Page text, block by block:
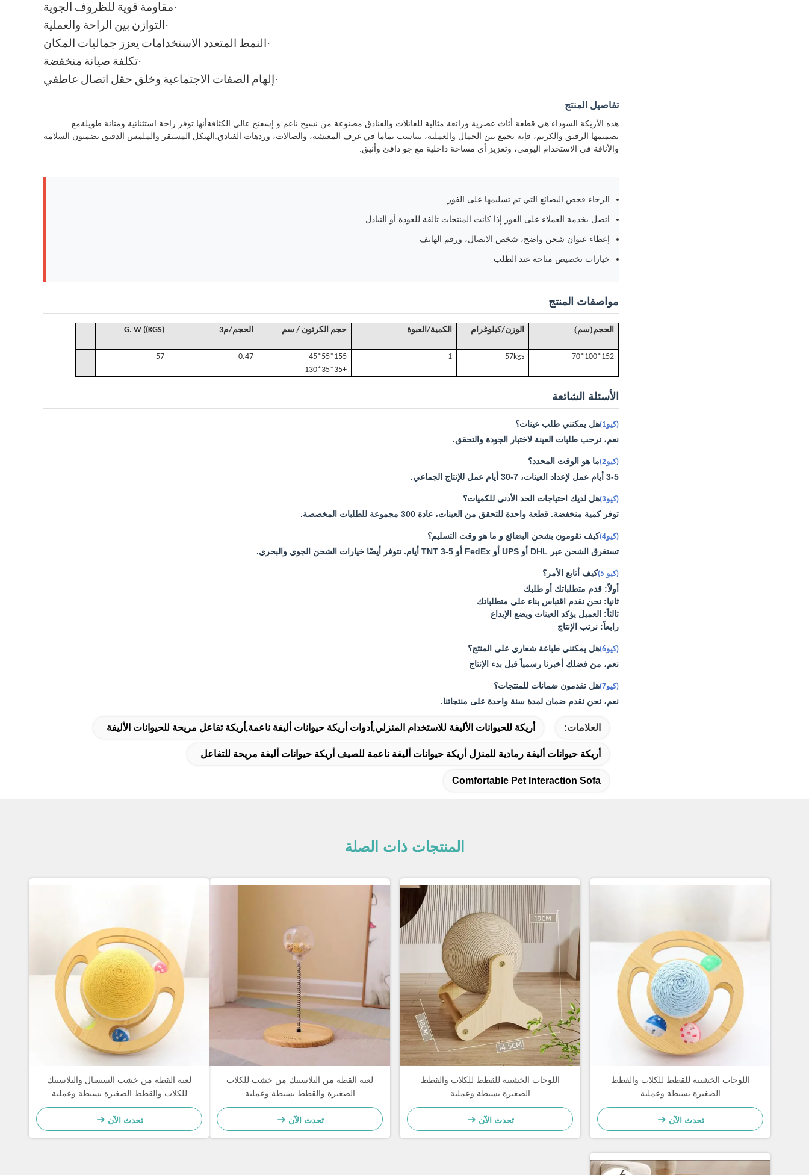
·مقاومة قوية للظروف الجوية
·التوازن بين الراحة والعملية
·النمط المتعدد الاستخدامات يعزز جماليات المكان
·تكلفة صيانة منخفضة
·إلهام الصفات الاجتماعية وخلق حقل اتصال عاطفي
تفاصيل المنتج
هذه الأريكة السوداء هي قطعة أثاث عصرية ورائعة مثالية للعائلات والفنادق مصنوعة من نسيج ناعم و إسفنج عالي الكثافةأنها توفر راحة استثنائية ومتانة طويلةمع
تصميمها الرقيق والكريم، فإنه يجمع بين الجمال والعملية، يتناسب تماما في غرف المعيشة، والصالات، وردهات الفنادق.الهيكل المستقر والملمس الدقيق يضمنون السلامة
والأناقة في الاستخدام اليومي، وتعزيز أي مساحة داخلية مع جو دافئ وأنيق.
الرجاء فحص البضائع التي تم تسليمها على الفور
اتصل بخدمة العملاء على الفور إذا كانت المنتجات تالفة للعودة أو التبادل
إعطاء عنوان شحن واضح، شخص الاتصال، ورقم الهاتف
خيارات تخصيص متاحة عند الطلب
مواصفات المنتج
الحجم(سم) الوزن/كيلوغرام الكمية/العبوة حجم الكرتون / سم الحجم/م3 G. W ((KGS)
152*100*70
57kgs
1
155*55*45
+35*35*130
0.47
57
الأسئلة الشائعة
(كيو1)
هل يمكنني طلب عينات؟
نعم، نرحب طلبات العينة لاختبار الجودة والتحقق.
(كيو2)
ما هو الوقت المحدد؟
3-5 أيام عمل لإعداد العينات، 7-30 أيام عمل للإنتاج الجماعي.
(كيو3)
هل لديك احتياجات الحد الأدنى للكميات؟
توفر كمية منخفضة. قطعة واحدة للتحقق من العينات، عادة 300 مجموعة للطلبات المخصصة.
(كيو4)
كيف تقومون بشحن البضائع و ما هو وقت التسليم؟
تستغرق الشحن عبر DHL أو UPS أو FedEx أو TNT 3-5 أيام. تتوفر أيضًا خيارات الشحن الجوي والبحري.
(كيو 5)
كيف أتابع الأمر؟
أولاً: قدم متطلباتك أو طلبك
ثانيا: نحن نقدم اقتباس بناء على متطلباتك
ثالثاً: العميل يؤكد العينات ويضع الإيداع
رابعاً: نرتب الإنتاج
(كيو6)
هل يمكنني طباعة شعاري على المنتج؟
نعم، من فضلك أخبرنا رسمياً قبل بدء الإنتاج
(كيو7)
هل تقدمون ضمانات للمنتجات؟
نعم، نحن نقدم ضمان لمدة سنة واحدة على منتجاتنا.
العلامات: أريكة للحيوانات الأليفة للاستخدام المنزلي,أدوات أريكة حيوانات أليفة ناعمة,أريكة تفاعل مريحة للحيوانات الأليفة
أريكة حيوانات أليفة رمادية للمنزل أريكة حيوانات أليفة ناعمة للصيف أريكة حيوانات أليفة مريحة للتفاعل
Comfortable Pet Interaction Sofa
المنتجات ذات الصلة
اللوحات الخشبية للقطط للكلاب والقطط
الصغيرة بسيطة وعملية
تحدث الآن
اللوحات الخشبية للقطط للكلاب والقطط
الصغيرة بسيطة وعملية
تحدث الآن
لعبة القطة من البلاستيك من خشب للكلاب
الصغيرة والقطط بسيطة وعملية
تحدث الآن
لعبة القطة من خشب السيسال والبلاستيك
للكلاب والقطط الصغيرة بسيطة وعملية
تحدث الآن